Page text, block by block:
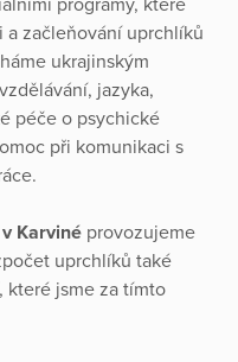
programy, které
začleňování uprchlíků
ukrajinským
jazyka,
péče o psychické
při komunikaci s
Karviné provozujeme
uprchlíků také
které jsme za tímto